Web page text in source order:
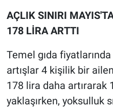
AÇLIK SINIRI
178 LİRA ARTTI
Temel gıda
artışlar 4 kişilik bir
178 lira daha artırarak
yaklaşırken, yoksulluk